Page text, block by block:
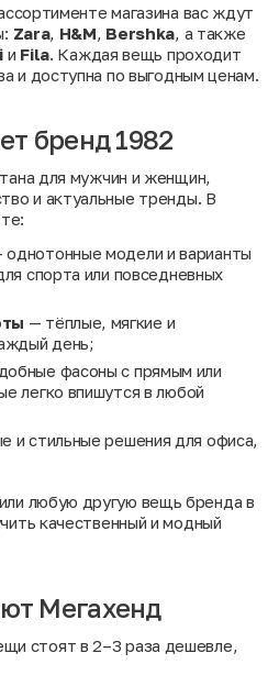
ассортименте магазина вас ждут
Zara, H&M Bershka , а также
и Fila . Каждая вещь проходит
и доступна по выгодным ценам.
бренд 1982
для мужчин и женщин,
и актуальные тренды. В
однотонные модели и варианты
спорта или повседневных
— тёплые, мягкие и
день;
фасоны с прямым или
легко впишутся в любой
и стильные решения для офиса,
или любую другую вещь бренда в
качественный и модный
Мегахенд
стоят в 2–3 раза дешевле,